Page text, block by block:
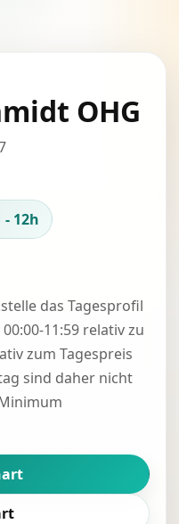
OHG
- 12h
das Tagesprofil
11:59 relativ zu
zum Tagespreis
sind daher nicht